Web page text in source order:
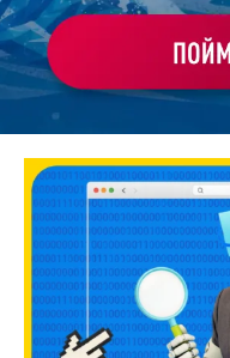
Bonnie&Slide